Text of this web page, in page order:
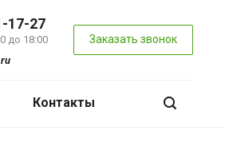
17-27
до 18:00
Заказать звонок
Контакты